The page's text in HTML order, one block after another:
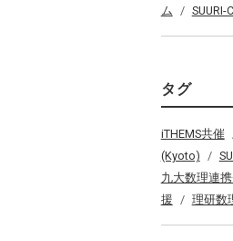
ム
SUURI-
タグ
iTHEMS共催
(Kyoto)
九大数理連
援
理研数